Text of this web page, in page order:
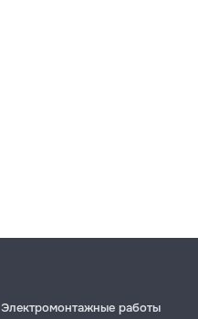
Электромонтажные работы